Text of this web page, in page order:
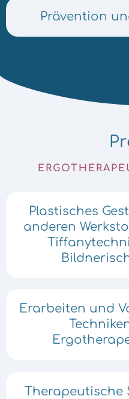
Prävention
Plastisches
anderen
Erarbeiten und
Therapeutische